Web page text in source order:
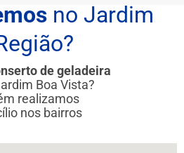
no Jardim
de geladeira
Boa Vista?
realizamos
nos bairros